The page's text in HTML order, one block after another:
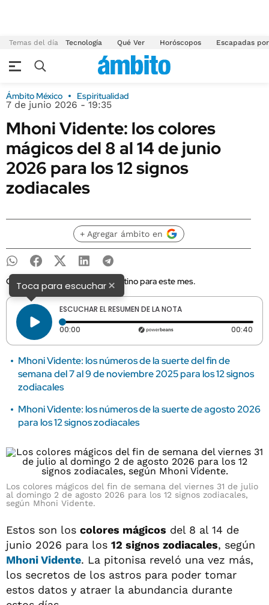
Temas del día Tecnología Qué Ver Horóscopos Escapadas
Ámbito México Espiritualidad
7 de junio 2026 - 19:35
Mhoni Vidente: los colores
mágicos del 8 al 14 de junio
2026 para los 12 signos
zodiacales
+ Agregar ámbito en
Conoce lo que te depara el destino para este mes.
Toca para escuchar×
ESCUCHAR EL RESUMEN DE LA NOTA
00:00 Tiempo transcurrido: 0 segundos 00:40
Mhoni Vidente: los números de la suerte del fin de
semana del 7 al 9 de noviembre 2025 para los 12 signos
zodiacales
Mhoni Vidente: los números de la suerte de agosto 2026
para los 12 signos zodiacales
Los colores mágicos del fin de semana del viernes 31 de julio
al domingo 2 de agosto 2026 para los 12 signos zodiacales,
según Mhoni Vidente.
Estos son los colores mágicos del 8 al 14 de
junio 2026 para los 12 signos zodiacales, según
Mhoni Vidente. La pitonisa reveló una vez más,
los secretos de los astros para poder tomar
estos datos y atraer la abundancia durante